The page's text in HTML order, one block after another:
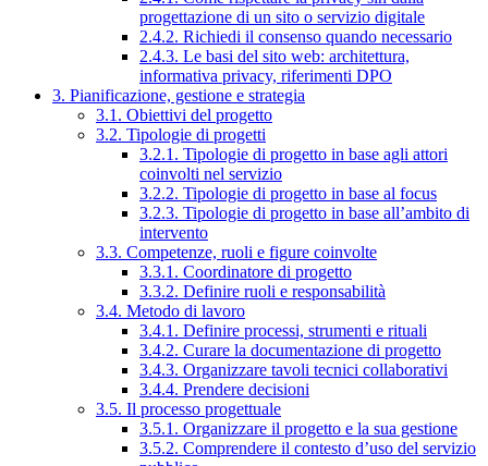
progettazione di un sito o servizio digitale
2.4.2. Richiedi il consenso quando necessario
2.4.3. Le basi del sito web: architettura,
informativa privacy, riferimenti DPO
3. Pianificazione, gestione e strategia
3.1. Obiettivi del progetto
3.2. Tipologie di progetti
3.2.1. Tipologie di progetto in base agli attori
coinvolti nel servizio
3.2.2. Tipologie di progetto in base al focus
3.2.3. Tipologie di progetto in base all’ambito di
intervento
3.3. Competenze, ruoli e figure coinvolte
3.3.1. Coordinatore di progetto
3.3.2. Definire ruoli e responsabilità
3.4. Metodo di lavoro
3.4.1. Definire processi, strumenti e rituali
3.4.2. Curare la documentazione di progetto
3.4.3. Organizzare tavoli tecnici collaborativi
3.4.4. Prendere decisioni
3.5. Il processo progettuale
3.5.1. Organizzare il progetto e la sua gestione
3.5.2. Comprendere il contesto d’uso del servizio